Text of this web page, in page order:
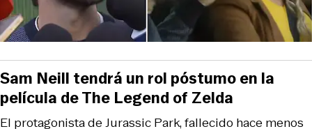
El protagonista de Jurassic Park, fallecido hace menos
Sam Neill tendrá un rol póstumo en la
película de The Legend of Zelda